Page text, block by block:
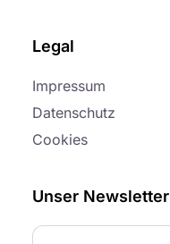
Legal
Impressum
Datenschutz
Cookies
Unser Newsletter